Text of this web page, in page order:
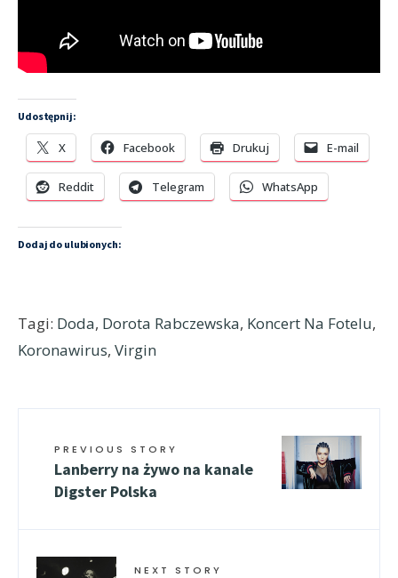
Udostępnij:
X Facebook Drukuj E-mail
Reddit Telegram WhatsApp
Dodaj do ulubionych:
Tagi: Doda, Dorota Rabczewska, Koncert Na Fotelu,
Koronawirus, Virgin
PREVIOUS STORY
Lanberry na żywo na kanale
Digster Polska
NEXT STORY